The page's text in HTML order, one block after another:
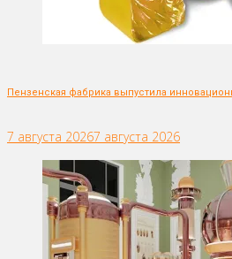
Пензенская фабрика выпустила
7 августа 20267 августа 2026